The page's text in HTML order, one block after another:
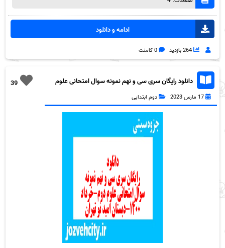
ادامه و دانلود
264 بازدید 0 کامنت
39
دانلود رایگان سری سی و نهم نمونه سوال امتحانی علوم
17 مارس 2023 دوم ابتدایی